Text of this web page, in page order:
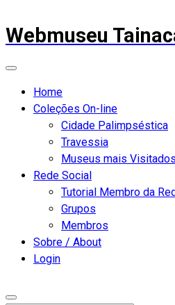
Webmuseu
Home
Coleções On-line
Cidade Palimpséstica
Travessia
Museus mais Visitados
Rede Social
Tutorial Membro da
Grupos
Membros
Sobre / About
Login